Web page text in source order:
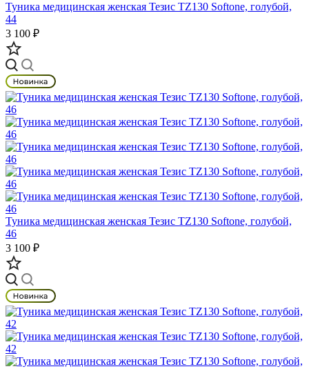
Туника медицинская женская Тезис TZ130 Softone, голубой,
44
3 100 ₽
Туника медицинская женская Тезис TZ130 Softone, голубой,
46
3 100 ₽